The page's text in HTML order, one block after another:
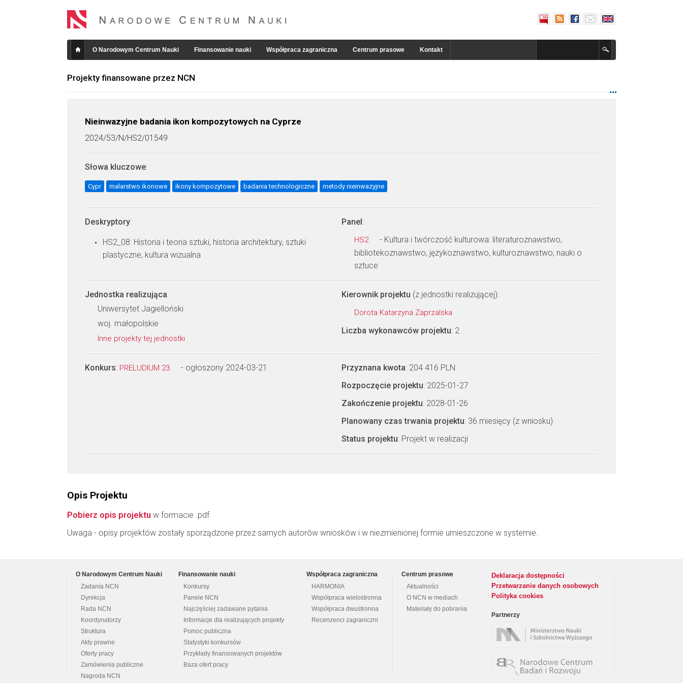
O Narodowym Centrum Nauki Finansowanie nauki Współpraca zagraniczna Centrum prasowe Kontakt
Projekty finansowane przez NCN
Nieinwazyjne badania ikon kompozytowych na Cyprze
2024/53/N/HS2/01549
Słowa kluczowe:
Cypr malarstwo ikonowe ikony kompozytowe badania technologiczne metody nieinwazyjne
Deskryptory:
HS2_08: Historia i teoria sztuki, historia architektury, sztuki
plastyczne, kultura wizualna
Panel:
HS2
- Kultura i twórczość kulturowa: literaturoznawstwo,
bibliotekoznawstwo, językoznawstwo, kulturoznawstwo, nauki o
sztuce
Jednostka realizująca:
Uniwersytet Jagielloński
woj. małopolskie
Inne projekty tej jednostki
Kierownik projektu (z jednostki realizującej):
Dorota Katarzyna Zaprzalska
Liczba wykonawców projektu: 2
Konkurs: PRELUDIUM 23 - ogłoszony 2024-03-21 Przyznana kwota: 204 416 PLN
Rozpoczęcie projektu: 2025-01-27
Zakończenie projektu: 2028-01-26
Planowany czas trwania projektu: 36 miesięcy (z wniosku)
Status projektu: Projekt w realizacji
Opis Projektu
Pobierz opis projektu w formacie .pdf
Uwaga - opisy projektów zostały sporządzone przez samych autorów wniosków i w niezmienionej formie umieszczone w systemie.
O Narodowym Centrum Nauki
Zadania NCN
Dyrekcja
Rada NCN
Koordynatorzy
Struktura
Akty prawne
Oferty pracy
Zamówienia publiczne
Nagroda NCN
Finansowanie nauki
Konkursy
Panele NCN
Najczęściej zadawane pytania
Informacje dla realizujących projekty
Pomoc publiczna
Statystyki konkursów
Przykłady finansowanych projektów
Baza ofert pracy
Współpraca zagraniczna
HARMONIA
Współpraca wielostronna
Współpraca dwustronna
Recenzenci zagraniczni
Centrum prasowe
Aktualności
O NCN w mediach
Materiały do pobrania
Deklaracja dostępności
Przetwarzanie danych osobowych
Polityka cookies
Partnerzy